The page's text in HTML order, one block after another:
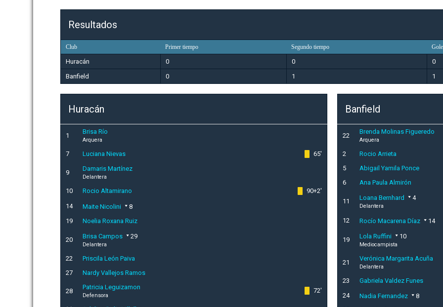
Resultados
Club Primer tiempo Segundo tiempo
Huracán 0 0 0
Banfield
0 1 1
Huracán
1
Brisa Río
Arquera
7 Luciana Nievas 65'
9
Damaris Martínez
Delantera
10 Rocio Altamirano 90+2'
14 Maite Nicolini
8
19
Noelia Roxana Ruiz
20 Brisa Campos 29
Delantera
22
Priscila León Paiva
27
Nardy Vallejos Ramos
28
Patricia Leguizamon
Defensora
72'
Banfield
22
Brenda Molinas Figueredo
Arquera
2
Rocio Arrieta
5
Abigail Yamila Ponce
6
Ana Paula Almirón
11 Loana Bernhard 4
Delantera
12 Rocío Macarena Díaz 14
19 Lola Ruffini 10
Mediocampista
21
Verónica Margarita Acuña
Delantera
23
Gabriela Valdez Funes
24
Nadia Fernandez
8